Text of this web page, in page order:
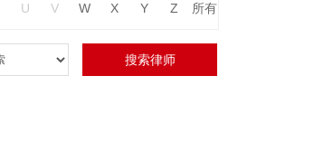
U V W X Y Z 所有